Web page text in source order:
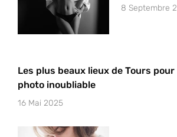
8 Septembre
Les plus beaux lieux de Tours
photo inoubliable
16 Mai 2025